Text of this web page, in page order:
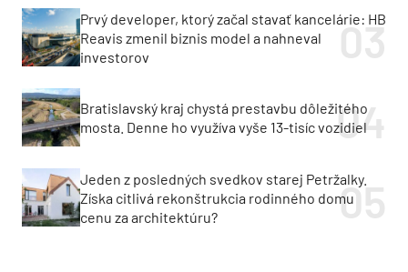
Prvý developer, ktorý začal stavať kancelárie: HB
Reavis zmenil biznis model a nahneval
investorov
Bratislavský kraj chystá prestavbu dôležitého
mosta. Denne ho využíva vyše 13-tisíc vozidiel
Jeden z posledných svedkov starej Petržalky.
Získa citlivá rekonštrukcia rodinného domu
cenu za architektúru?